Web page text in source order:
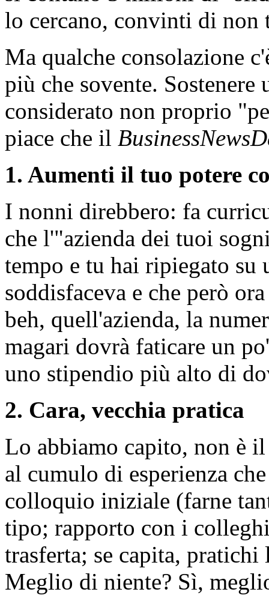
lo cercano, convinti di non
Ma qualche consolazione
più che sovente.
considerato non proprio
piace che il
1. Aumenti il tuo potere
I nonni direbbero: fa
che l'"azienda dei tuoi
tempo e tu hai ripiegato su
soddisfaceva e che però
beh, quell'azienda, la
magari dovrà faticare un
uno stipendio più alto di
2. Cara, vecchia pratica
Lo abbiamo capito, non è
al cumulo di esperienza
colloquio iniziale (farne
tipo; rapporto con i
trasferta; se capita,
Meglio di niente? Sì,